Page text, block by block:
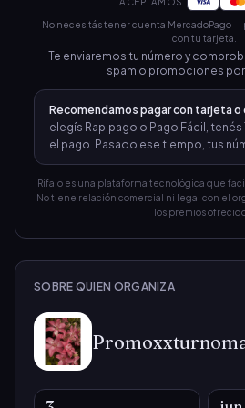
109
113 114 115 116
120 121 122 123
127 128 129 130
136
148
155
No necesitás tener cuenta MercadoPago —
con tu tarjeta.
Te enviaremos tu número y
spam o promociones
Recomendamos pagar con tarjeta o
elegís Rapipago o Pago Fácil, tenés
el pago. Pasado ese tiempo, tus
Rifalo es una plataforma tecnológica que
No tiene relación comercial ni legal con el
los premios
SOBRE QUIEN ORGANIZA